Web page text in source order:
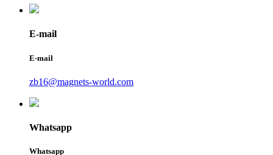
E-mail
E-mail
zb16@magnets-world.com
Whatsapp
Whatsapp